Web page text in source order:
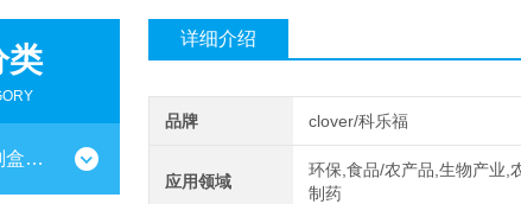
类
CLOVER酶联免疫试剂盒系列
详细介绍
品牌 clover/科乐福
应用领域
环保,食品/农产品,生物产业,
制药